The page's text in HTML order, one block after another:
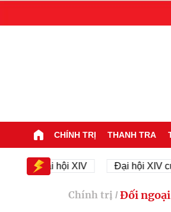
CHÍNH TRỊ THANH TRA
Đại hội XIV Đại hội XIV của
Chính trị / Đối ngoại